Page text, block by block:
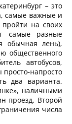
– это
самые важные и
на своих
самые разные
обычная лень),
общественного
автобусов,
просто-напросто
два варианта.
наличными
проезд. Второй
числа